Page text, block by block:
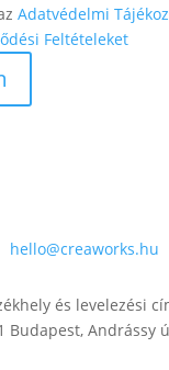
Adatvédelmi
Feltételeket
hello@creaworks.hu
és levelezési
Budapest, Andrássy